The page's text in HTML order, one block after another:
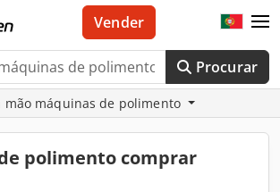
Procurar
Vender
mão máquinas de polimento
polimento comprar